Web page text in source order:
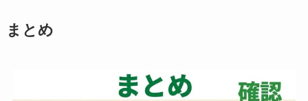
まとめ